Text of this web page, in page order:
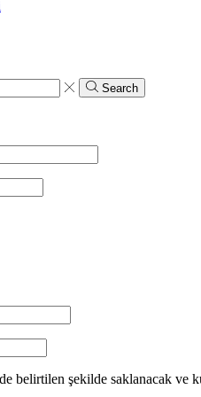
Search
belirtilen şekilde saklanacak ve